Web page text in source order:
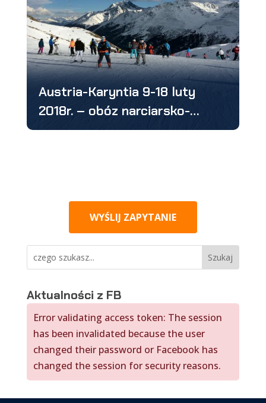
Austria-Karyntia 9-18 luty
2018r. – obóz narciarsko-
snowboardowy
WYŚLIJ ZAPYTANIE
Aktualności z FB
Error validating access token: The session
has been invalidated because the user
changed their password or Facebook has
changed the session for security reasons.